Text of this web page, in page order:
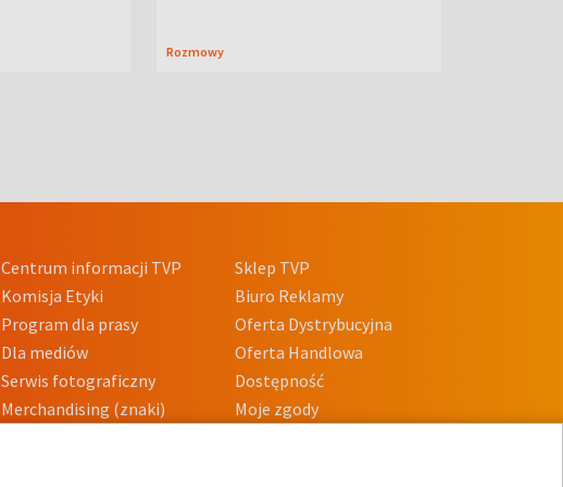
Rozmowy
Centrum informacji TVP
Komisja Etyki
Program dla prasy
Dla mediów
Serwis fotograficzny
Merchandising (znaki)
Sklep TVP
Biuro Reklamy
Oferta Dystrybucyjna
Oferta Handlowa
Dostępność
Moje zgody